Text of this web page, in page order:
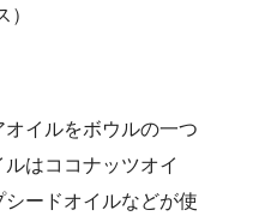
イルをボウルの一つ
はココナッツオイ
ードオイルなどが使